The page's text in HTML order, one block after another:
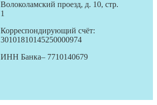
Волоколамский проезд, д. 10, стр.
1
Корреспондирующий счёт:
30101810145250000974
ИНН Банка– 7710140679